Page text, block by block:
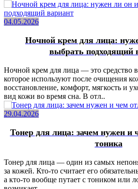
04.05.2026
Ночной крем для лица:
выбрать подходящий
Ночной крем для лица — это средство
которое используют после очищения
восстановление, комфорт, мягкость и
вид кожи во время сна. В отл..
29.04.2026
Тонер для лица: зачем нужен и
тоника
Тонер для лица — один из самых
за кожей. Кто-то считает его
а кто-то вообще путает с тоником или